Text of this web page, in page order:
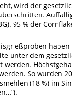
wird der
95 % der
unter dem
werden.
So wurden
(18 %) im